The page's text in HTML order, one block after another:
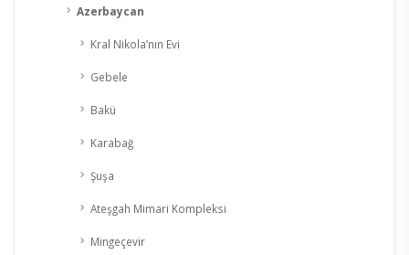
Azerbaycan
Kral Nikola’nın Evi
Gebele
Bakü
Karabağ
Şuşa
Ateşgah Mimari Kompleksi
Mingeçevir